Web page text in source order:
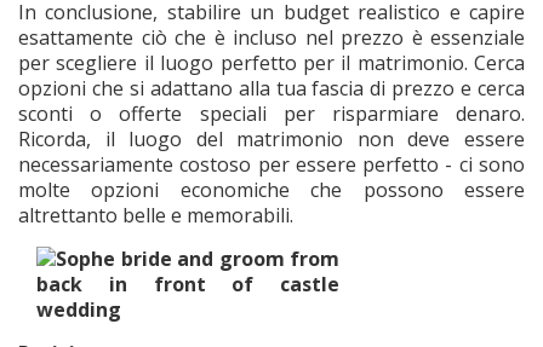
In conclusione, stabilire un budget realistico e capire
esattamente ciò che è incluso nel prezzo è essenziale
per scegliere il luogo perfetto per il matrimonio. Cerca
opzioni che si adattano alla tua fascia di prezzo e cerca
sconti o offerte speciali per risparmiare denaro.
Ricorda, il luogo del matrimonio non deve essere
necessariamente costoso per essere perfetto - ci sono
molte opzioni economiche che possono essere
altrettanto belle e memorabili.